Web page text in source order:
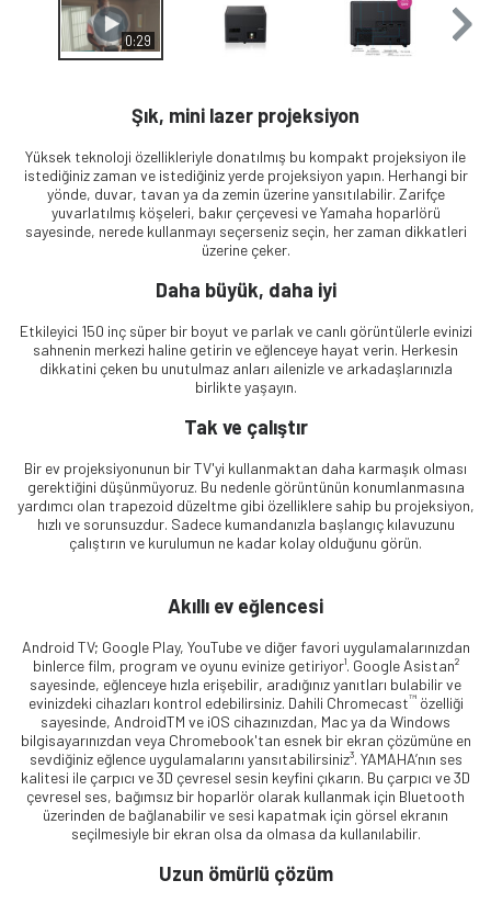
0:29
Şık, mini lazer projeksiyon
Yüksek teknoloji özellikleriyle donatılmış bu kompakt projeksiyon ile
istediğiniz zaman ve istediğiniz yerde projeksiyon yapın. Herhangi bir
yönde, duvar, tavan ya da zemin üzerine yansıtılabilir. Zarifçe
yuvarlatılmış köşeleri, bakır çerçevesi ve Yamaha hoparlörü
sayesinde, nerede kullanmayı seçerseniz seçin, her zaman dikkatleri
üzerine çeker.
Daha büyük, daha iyi
Etkileyici 150 inç süper bir boyut ve parlak ve canlı görüntülerle evinizi
sahnenin merkezi haline getirin ve eğlenceye hayat verin. Herkesin
dikkatini çeken bu unutulmaz anları ailenizle ve arkadaşlarınızla
birlikte yaşayın.
Tak ve çalıştır
Bir ev projeksiyonunun bir TV'yi kullanmaktan daha karmaşık olması
gerektiğini düşünmüyoruz. Bu nedenle görüntünün konumlanmasına
yardımcı olan trapezoid düzeltme gibi özelliklere sahip bu projeksiyon,
hızlı ve sorunsuzdur. Sadece kumandanızla başlangıç kılavuzunu
çalıştırın ve kurulumun ne kadar kolay olduğunu görün.
Akıllı ev eğlencesi
Android TV; Google Play, YouTube ve diğer favori uygulamalarınızdan
binlerce film, program ve oyunu evinize getiriyor¹. Google Asistan²
sayesinde, eğlenceye hızla erişebilir, aradığınız yanıtları bulabilir ve
evinizdeki cihazları kontrol edebilirsiniz. Dahili Chromecast™özelliği
sayesinde, AndroidTM ve iOS cihazınızdan, Mac ya da Windows
bilgisayarınızdan veya Chromebook'tan esnek bir ekran çözümüne en
sevdiğiniz eğlence uygulamalarını yansıtabilirsiniz³. YAMAHA’nın ses
kalitesi ile çarpıcı ve 3D çevresel sesin keyfini çıkarın. Bu çarpıcı ve 3D
çevresel ses, bağımsız bir hoparlör olarak kullanmak için Bluetooth
üzerinden de bağlanabilir ve sesi kapatmak için görsel ekranın
seçilmesiyle bir ekran olsa da olmasa da kullanılabilir.
Uzun ömürlü çözüm